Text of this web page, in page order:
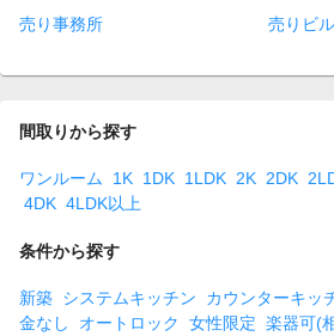
売り事務所 売りビ
間取りから探す
ワンルーム 1K 1DK 1LDK 2K 2DK
4DK 4LDK以上
条件から探す
新築 システムキッチン カウンターキッ
金なし
オートロック 女性限定 楽器可(